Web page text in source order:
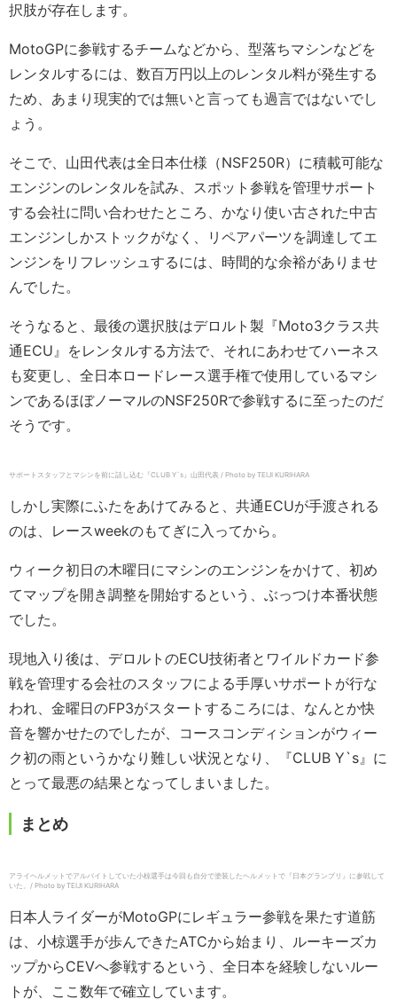
択肢が存在します。
MotoGPに参戦するチームなどから、型落ちマシンなどを
レンタルするには、数百万円以上のレンタル料が発生する
ため、あまり現実的では無いと言っても過言ではないでし
ょう。
そこで、山田代表は全日本仕様（NSF250R）に積載可能な
エンジンのレンタルを試み、スポット参戦を管理サポート
する会社に問い合わせたところ、かなり使い古された中古
エンジンしかストックがなく、リペアパーツを調達してエ
ンジンをリフレッシュするには、時間的な余裕がありませ
んでした。
そうなると、最後の選択肢はデロルト製『Moto3クラス共
通ECU』をレンタルする方法で、それにあわせてハーネス
も変更し、全日本ロードレース選手権で使用しているマシ
ンであるほぼノーマルのNSF250Rで参戦するに至ったのだ
そうです。
サポートスタッフとマシンを前に話し込む『CLUB Y`s』山田代表 / Photo by TEIJI KURIHARA
しかし実際にふたをあけてみると、共通ECUが手渡される
のは、レースweekのもてぎに入ってから。
ウィーク初日の木曜日にマシンのエンジンをかけて、初め
てマップを開き調整を開始するという、ぶっつけ本番状態
でした。
現地入り後は、デロルトのECU技術者とワイルドカード参
戦を管理する会社のスタッフによる手厚いサポートが行な
われ、金曜日のFP3がスタートするころには、なんとか快
音を響かせたのでしたが、コースコンディションがウィー
ク初の雨というかなり難しい状況となり、『CLUB Y`s』に
とって最悪の結果となってしまいました。
まとめ
アライヘルメットでアルバイトしていた小椋選手は今回も自分で塗装したヘルメットで『日本グランプリ』に参戦して
いた。/ Photo by TEIJI KURIHARA
日本人ライダーがMotoGPにレギュラー参戦を果たす道筋
は、小椋選手が歩んできたATCから始まり、ルーキーズカ
ップからCEVへ参戦するという、全日本を経験しないルー
トが、ここ数年で確立しています。